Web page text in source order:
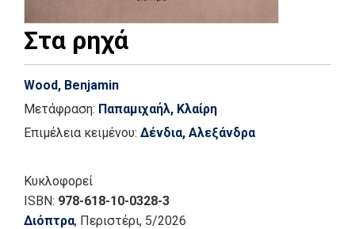
Στα ρηχά
Wood, Benjamin
Μετάφραση: Παπαμιχαήλ, Κλαίρη
Επιμέλεια κειμένου: Δένδια, Αλεξάνδρα
Κυκλοφορεί
ISBN: 978-618-10-0328-3
Διόπτρα, Περιστέρι, 5/2026